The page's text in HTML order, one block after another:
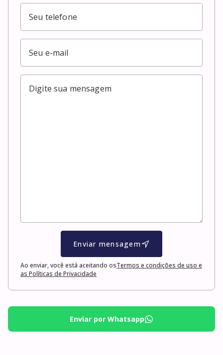
Enviar mensagem
Ao enviar, você está aceitando osTermos e condições de uso e
as Políticas de Privacidade
Enviar por Whatsapp